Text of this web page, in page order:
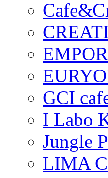
GCI
I Labo
Jungle
LIMA